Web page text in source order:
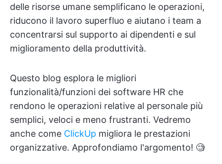
delle risorse umane semplificano le operazioni,
riducono il lavoro superfluo e aiutano i team a
concentrarsi sul supporto ai dipendenti e sul
miglioramento della produttività.
Questo blog esplora le migliori
funzionalità/funzioni dei software HR che
rendono le operazioni relative al personale più
semplici, veloci e meno frustranti. Vedremo
anche come ClickUp migliora le prestazioni
organizzative. Approfondiamo l'argomento! 🧐